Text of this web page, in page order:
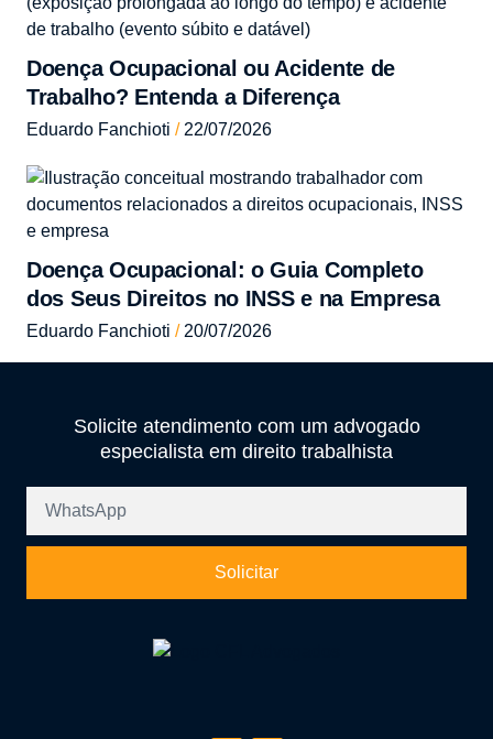
Doença Ocupacional ou Acidente de
Trabalho? Entenda a Diferença
Eduardo Fanchioti 22/07/2026
Doença Ocupacional: o Guia Completo
dos Seus Direitos no INSS e na Empresa
Eduardo Fanchioti 20/07/2026
Solicite atendimento com um advogado
especialista em direito trabalhista
Solicitar